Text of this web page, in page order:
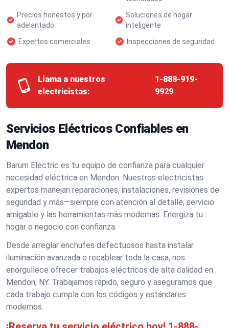
Precios honestos y por
adelantado
Soluciones de hogar
inteligente
Expertos comerciales
Inspecciones de seguridad
Llama a nuestros
electricistas:
1-888-919-
9929
Servicios Eléctricos Confiables en
Mendon
Barum Electric es tu equipo de confianza para cualquier
necesidad eléctrica en Mendon. Nuestros electricistas
expertos manejan reparaciones, instalaciones, revisiones de
seguridad y más—siempre con atención al detalle, servicio
amigable y las herramientas más modernas. Energiza tu
hogar o negocio con confianza.
Desde arreglar enchufes defectuosos hasta instalar
iluminación avanzada o recablear toda la casa, nos
enorgullece ofrecer trabajos eléctricos de alta calidad en
Mendon, NY. Trabajamos rápido, seguro y aseguramos que
cada trabajo cumpla con los códigos y estándares
modernos.